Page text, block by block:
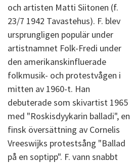
och artisten Matti Siitonen (f.
23/7 1942 Tavastehus). F. blev
ursprungligen populär under
artistnamnet Folk-Fredi under
den amerikanskinfluerade
folkmusik- och protestvågen i
mitten av 1960-t. Han
debuterade som skivartist 1965
med "Roskisdyykarin balladi", en
finsk översättning av Cornelis
Vreeswijks protestsång "Ballad
på en soptipp". F. vann snabbt